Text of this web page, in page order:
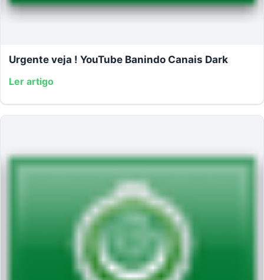
Urgente veja ! YouTube Banindo Canais Dark
Ler artigo